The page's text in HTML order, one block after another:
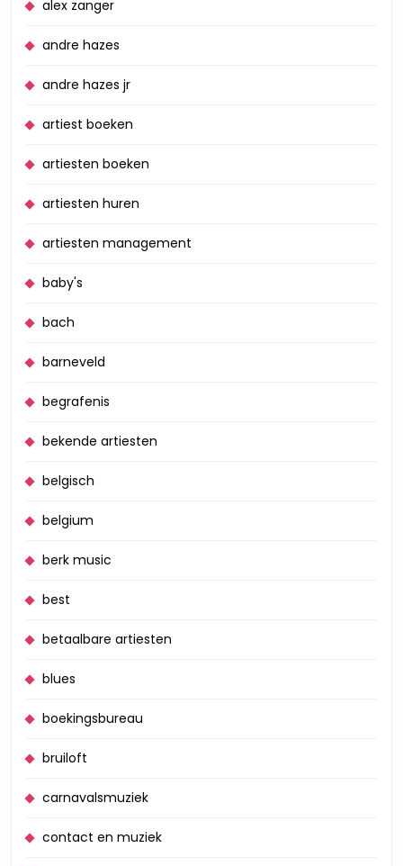
alex zanger
andre hazes
andre hazes jr
artiest boeken
artiesten boeken
artiesten huren
artiesten management
baby's
bach
barneveld
begrafenis
bekende artiesten
belgisch
belgium
berk music
best
betaalbare artiesten
blues
boekingsbureau
bruiloft
carnavalsmuziek
contact en muziek